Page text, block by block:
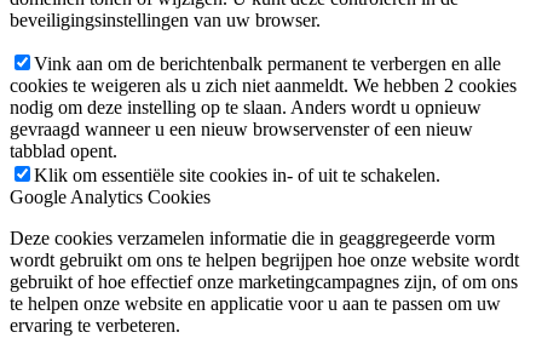
beveiligingsinstellingen van uw browser.
Vink aan om de berichtenbalk permanent te verbergen en alle
cookies te weigeren als u zich niet aanmeldt. We hebben 2 cookies
nodig om deze instelling op te slaan. Anders wordt u opnieuw
gevraagd wanneer u een nieuw browservenster of een nieuw
tabblad opent.
Klik om essentiële site cookies in- of uit te schakelen.
Google Analytics Cookies
Deze cookies verzamelen informatie die in geaggregeerde vorm
wordt gebruikt om ons te helpen begrijpen hoe onze website wordt
gebruikt of hoe effectief onze marketingcampagnes zijn, of om ons
te helpen onze website en applicatie voor u aan te passen om uw
ervaring te verbeteren.